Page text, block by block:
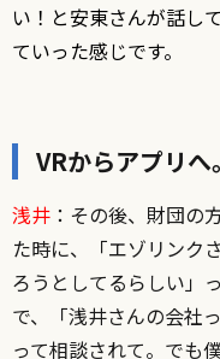
い！と安東さんが話
ていった感じです。
VRからアプリ
浅井 ：その後、財団の
た時に、「エゾリンク
ろうとしてるらしい」
で、「浅井さんの会社
って相談されて。でも